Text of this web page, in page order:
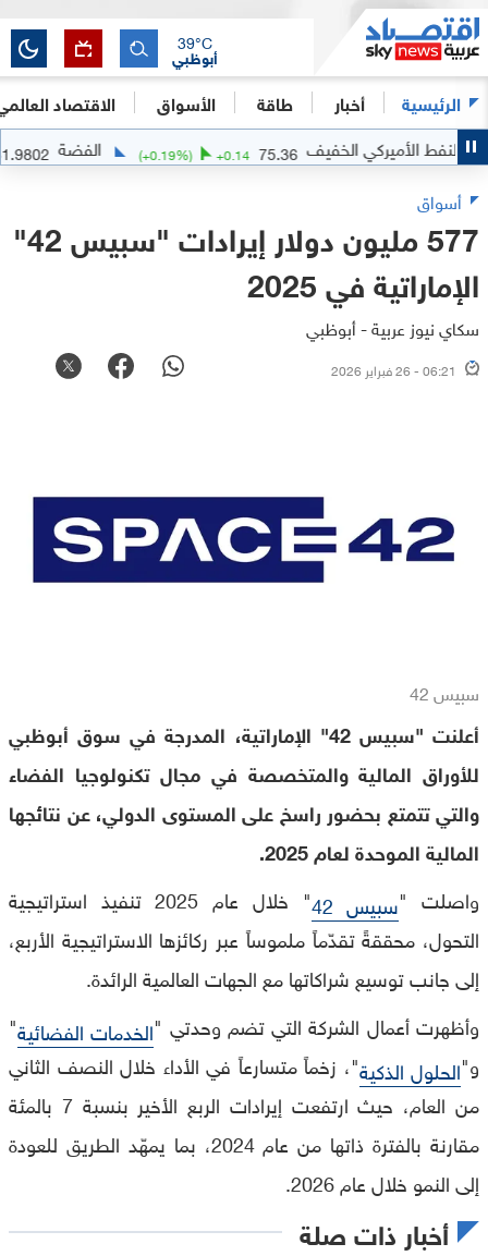
الرئيسية أخبار طاقة الأسواق الاقتصاد
أبوظبي
39°C
الخفيف 75.36
+0.14
(+0.19%) الفضة 61.9802
-0.0976
أسواق
577 مليون دولار إيرادات "سبيس 42"
الإماراتية في 2025
سكاي نيوز عربية - أبوظبي
06:21 - 26 فبراير 2026
سبيس 42
أعلنت "سبيس 42" الإماراتية، المدرجة في سوق أبوظبي
للأوراق المالية والمتخصصة في مجال تكنولوجيا الفضاء
والتي تتمتع بحضور راسخ على المستوى الدولي، عن نتائجها
المالية الموحدة لعام 2025.
واصلت "سبيس 42
" خلال عام 2025 تنفيذ استراتيجية
التحول، محققةً تقدّماً ملموساً عبر ركائزها الاستراتيجية الأربع،
إلى جانب توسيع شراكاتها مع الجهات العالمية الرائدة.
وأظهرت أعمال الشركة التي تضم وحدتي "الخدمات الفضائية"
و"الحلول الذكية"، زخماً متسارعاً في الأداء خلال النصف الثاني
من العام، حيث ارتفعت إيرادات الربع الأخير بنسبة 7 بالمئة
مقارنة بالفترة ذاتها من عام 2024، بما يمهّد الطريق للعودة
إلى النمو خلال عام 2026.
أخبار ذات صلة